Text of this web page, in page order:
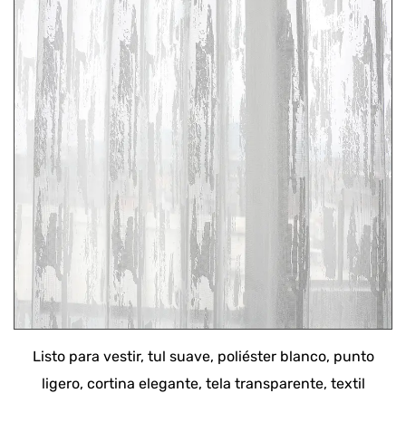
para vestir, tul suave, poliéster blanco, punto
ligero, cortina elegante, tela transparente, textil